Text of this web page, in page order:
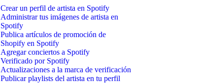
Crear un perfil de artista en Spotify
Administrar tus imágenes de artista en
Spotify
Publica artículos de promoción de
Shopify en Spotify
Agregar conciertos a Spotify
Verificado por Spotify
Actualizaciones a la marca de verificación
Publicar playlists del artista en tu perfil